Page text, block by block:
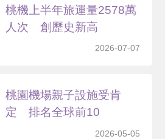
桃機上半年旅運量2578萬
人次 創歷史新高
2026-07-07
桃園機場親子設施受肯
定 排名全球前10
2026-05-05